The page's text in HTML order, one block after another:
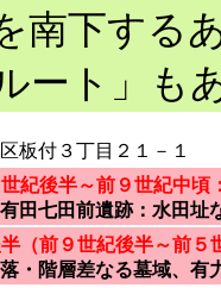
南下する
ート」も
付３丁目２１－１
紀後半～前９世紀中頃
田七田前遺跡：水田
（前９世紀後半～前
・階層差なる墓域、有